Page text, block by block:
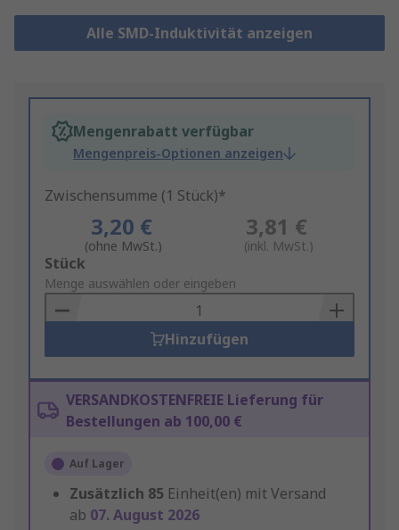
Alle SMD-Induktivität anzeigen
Mengenrabatt verfügbar
Mengenpreis-Optionen anzeigen
Zwischensumme (1 Stück)*
3,20 €
(ohne MwSt.)
3,81 €
(inkl. MwSt.)
Add
to
Basket
Stück
Menge auswählen oder eingeben
Hinzufügen
VERSANDKOSTENFREIE Lieferung für
Bestellungen ab 100,00 €
Auf Lager
Zusätzlich 85 Einheit(en) mit Versand
ab 07. August 2026